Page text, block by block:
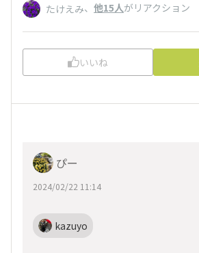
たけえみ、 他15人がリアクション
いいね
ぴー
2024/02/22 11:14
kazuyo